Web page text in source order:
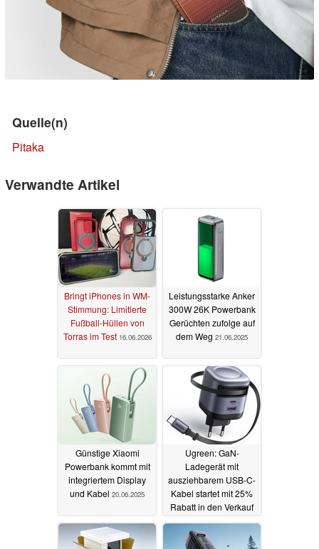
Quelle(n)
Pitaka
Verwandte Artikel
Bringt iPhones in WM-
Stimmung: Limitierte
Fußball-Hüllen von
Torras im Test 16.06.2026
Leistungsstarke Anker
300W 26K Powerbank
Gerüchten zufolge auf
dem Weg 21.06.2025
Günstige Xiaomi
Powerbank kommt mit
integriertem Display
und Kabel 20.06.2025
Ugreen: GaN-
Ladegerät mit
ausziehbarem USB-C-
Kabel startet mit 25%
Rabatt in den Verkauf
04.06.2025